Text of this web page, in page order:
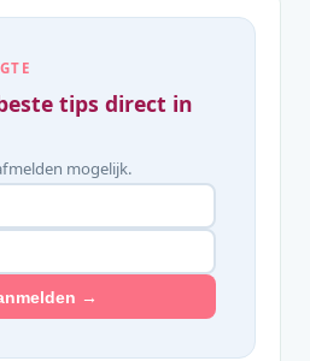
tips direct in
mogelijk.
→